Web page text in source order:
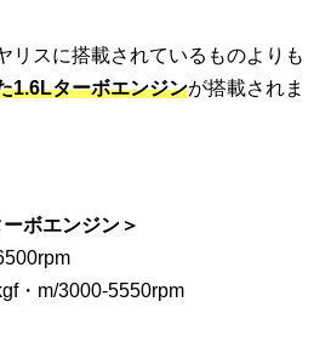
リスに搭載されているものよりも
1.6Lターボエンジンが搭載されま
ボエンジン＞
・m/3000-5550rpm